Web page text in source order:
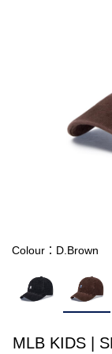
Colour：D.Brown
MLB KIDS |